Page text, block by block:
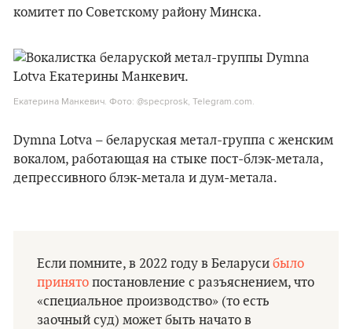
комитет по Советскому району Минска.
Екатерина Манкевич. Фото: @specprosk, Telegram.com.
Dymna Lotva – беларуская метал-группа с женским
вокалом, работающая на стыке пост-блэк-метала,
депрессивного блэк-метала и дум-метала.
Если помните, в 2022 году в Беларуси было
принято постановление с разъяснением, что
«специальное производство» (то есть
заочный суд) может быть начато в